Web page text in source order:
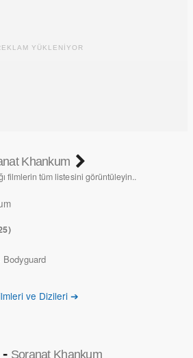
YÜKLENİYOR
Khankum
filmlerin tüm listesini görüntüleyin..
ve Dizileri ➔
Soranat Khankum